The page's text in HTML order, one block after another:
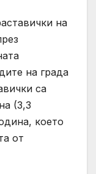
на
на града
са
(3,3
което
от